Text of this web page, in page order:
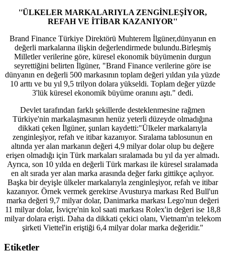
''ÜLKELER MARKALARIYLA ZENGİNLEŞİYOR,
REFAH VE İTİBAR KAZANIYOR''
Brand Finance Türkiye Direktörü Muhterem İlgüner,dünyanın en
değerli markalarına ilişkin değerlendirmede bulundu.Birleşmiş
Milletler verilerine göre, küresel ekonomik büyümenin durgun
seyrettiğini belirten İlgüner, "Brand Finance verilerine göre ise
dünyanın en değerli 500 markasının toplam değeri yıldan yıla yüzde
10 arttı ve bu yıl 9,5 trilyon dolara yükseldi. Toplam değer yüzde
3'lük küresel ekonomik büyüme oranını aştı." dedi.
Devlet tarafından farklı şekillerde desteklenmesine rağmen
Türkiye'nin markalaşmasının henüz yeterli düzeyde olmadığına
dikkati çeken İlgüner, şunları kaydetti:"Ülkeler markalarıyla
zenginleşiyor, refah ve itibar kazanıyor. Sıralama tablosunun en
altında yer alan markanın değeri 4,9 milyar dolar olup bu değere
erişen olmadığı için Türk markaları sıralamada bu yıl da yer almadı.
Ayrıca, son 10 yılda en değerli Türk markası ile küresel sıralamada
en alt sırada yer alan marka arasında değer farkı gittikçe açılıyor.
Başka bir deyişle ülkeler markalarıyla zenginleşiyor, refah ve itibar
kazanıyor. Örnek vermek gerekirse Avusturya markası Red Bull'un
marka değeri 9,7 milyar dolar, Danimarka markası Lego'nun değeri
11 milyar dolar, İsviçre'nin kol saati markası Rolex'in değeri ise 18,8
milyar dolara erişti. Daha da dikkati çekici olanı, Vietnam'ın telekom
şirketi Viettel'in eriştiği 6,4 milyar dolar marka değeridir."
Etiketler